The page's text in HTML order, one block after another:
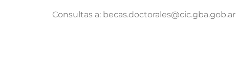
Consultas a: becas.doctorales@cic.gba.gob.ar